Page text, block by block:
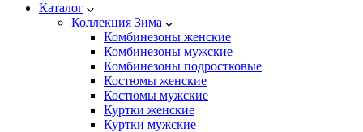
Каталог
Коллекция Зима
Комбинезоны женские
Комбинезоны мужские
Комбинезоны подростковые
Костюмы женские
Костюмы мужские
Куртки женские
Куртки мужские